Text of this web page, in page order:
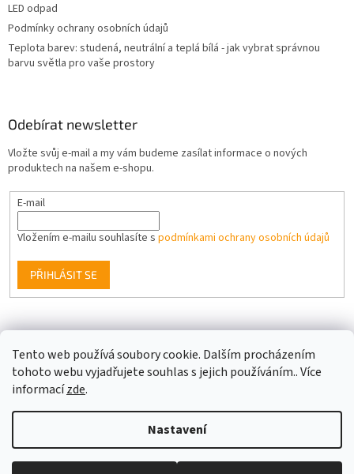
Tento web používá soubory cookie. Dalším procházením
tohoto webu vyjadřujete souhlas s jejich používáním.. Více
informacízde.
Nastavení
LED odpad
Podmínky ochrany osobních údajů
Teplota barev: studená, neutrální a teplá bílá - jak vybrat správnou
barvu světla pro vaše prostory
Odebírat newsletter
Vložte svůj e-mail a my vám budeme zasílat informace o nových
produktech na našem e-shopu.
E-mail
Vložením e-mailu souhlasíte s podmínkami ochrany osobních údajů
PŘIHLÁSIT SE
Facebook
Copyright 2026Berge LED. Všechna práva vyhrazena.Upravit